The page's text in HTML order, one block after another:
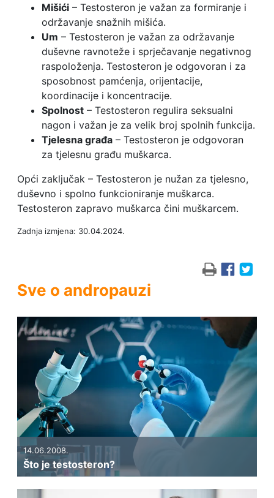
Mišići– Testosteron je važan za formiranje i
održavanje snažnih mišića.
Um – Testosteron je važan za održavanje
duševne ravnoteže i sprječavanje negativnog
raspoloženja. Testosteron je odgovoran i za
sposobnost pamćenja, orijentacije,
koordinacije i koncentracije.
Spolnost– Testosteron regulira seksualni
nagon i važan je za velik broj spolnih funkcija.
Tjelesna građa– Testosteron je odgovoran
za tjelesnu građu muškarca.
Opći zaključak – Testosteron je nužan za tjelesno,
duševno i spolno funkcioniranje muškarca.
Testosteron zapravo muškarca čini muškarcem.
Zadnja izmjena: 30.04.2024.
Sve o andropauzi
14.06.2008.
Što je testosteron?